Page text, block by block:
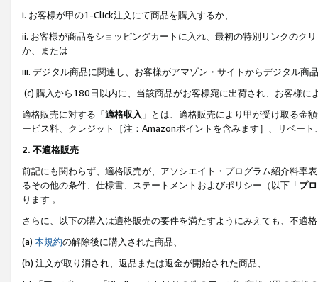
i. お客様が甲の1-Click注文にて商品を購入するか、
ii. お客様が商品をショッピングカートに入れ、最初の特別リンクのク
か、または
iii. デジタル商品に関連し、お客様がアマゾン・サイトからデジタル
(c) 購入から180日以内に、当該商品がお客様宛に出荷され、お客様
適格販売に対する「適格収入 」とは、適格販売により甲が受け取る金
ービス料、クレジット［注：Amazonポイントを含みます］、リベー
2. 不適格販売
前記にも関わらず、適格販売が、アソシエイト・プログラム紹介料率
るその他の条件、仕様書、ステートメントおよびポリシー（以下「プ
ります 。
さらに、以下の購入は適格販売の要件を満たすようにみえても、不適
(a) 本規約の解除後に購入された商品、
(b) 注文が取り消され、返品または返金が開始された商品、